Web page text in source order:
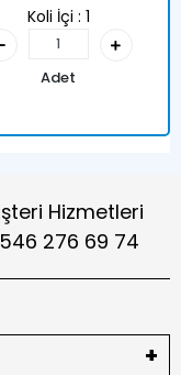
Koli İçi : 1
Adet
Hizmetleri
276 69 74